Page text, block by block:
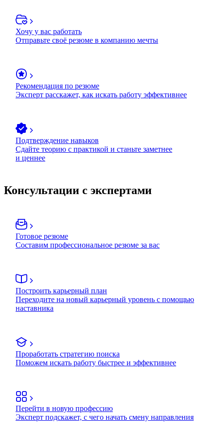
Хочу у вас работать
Отправьте своё резюме в компанию мечты
Рекомендация по резюме
Эксперт расскажет, как искать работу эффективнее
Подтверждение навыков
Сдайте теорию с практикой и станьте заметнее
и ценнее
Консультации с экспертами
Готовое резюме
Составим профессиональное резюме за вас
Построить карьерный план
Переходите на новый карьерный уровень с помощью
наставника
Проработать стратегию поиска
Поможем искать работу быстрее и эффективнее
Перейти в новую профессию
Эксперт подскажет, с чего начать смену направления